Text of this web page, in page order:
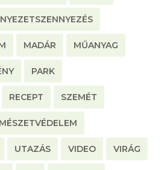
MADÁR MŰANYAG
PARK
RECEPT SZEMÉT
UTAZÁS VIDEO VIRÁG